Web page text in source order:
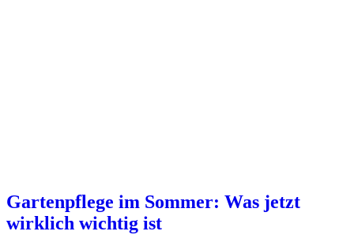
Gartenpflege im Sommer: Was jetzt
wirklich wichtig ist